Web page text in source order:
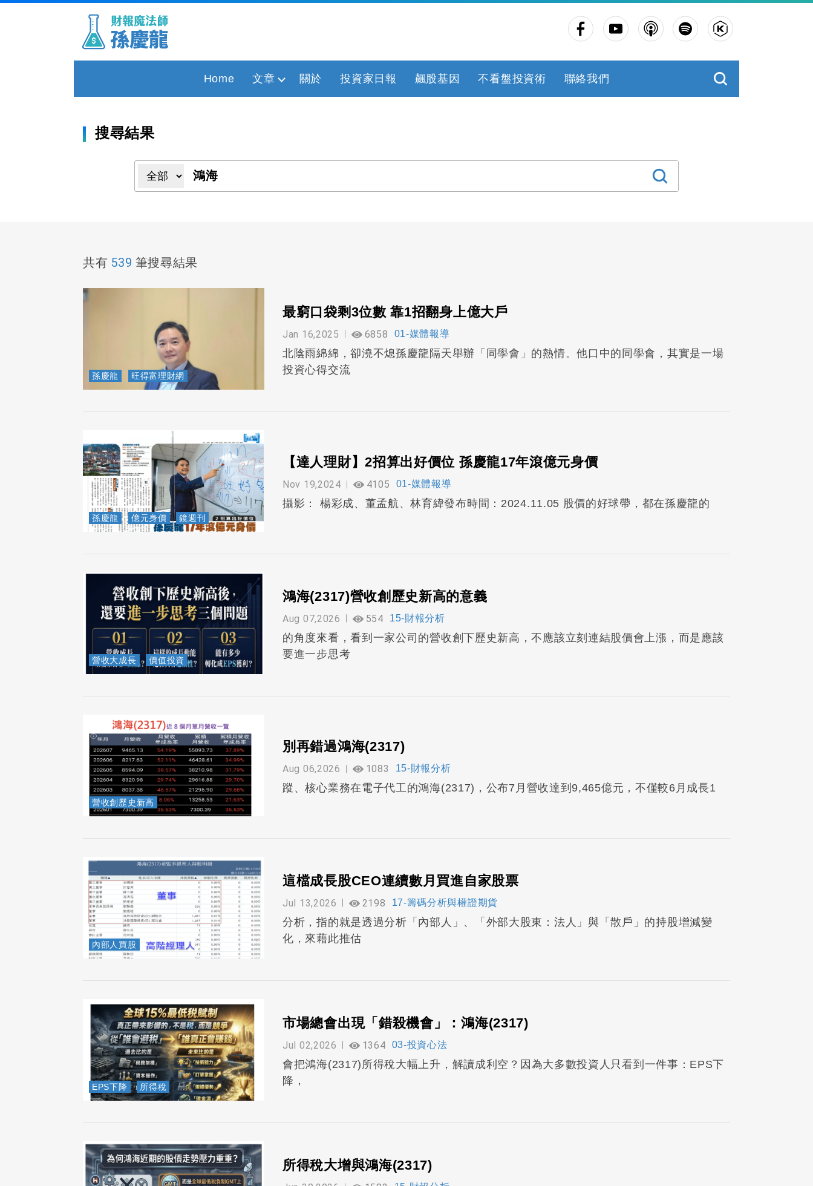
Home 文章 關於 投資家日報 飆股基因 不看盤投資術 聯絡我們
搜尋結果
共有 539 筆搜尋結果
孫慶龍 旺得富理財網
最窮口袋剩3位數 靠1招翻身上億大戶
Jan 16,2025 6858 01-媒體報導
北陰雨綿綿，卻澆不熄孫慶龍隔天舉辦「同學會」的熱情。他口中的同學會，其實是一場
投資心得交流
孫慶龍 億元身價 鏡週刊
【達人理財】2招算出好價位 孫慶龍17年滾億元身價
Nov 19,2024 4105 01-媒體報導
攝影： 楊彩成、董孟航、林育緯發布時間：2024.11.05 股價的好球帶，都在孫慶龍的
營收大成長 價值投資
鴻海(2317)營收創歷史新高的意義
Aug 07,2026 554 15-財報分析
的角度來看，看到一家公司的營收創下歷史新高，不應該立刻連結股價會上漲，而是應該
要進一步思考
營收創歷史新高
別再錯過鴻海(2317)
Aug 06,2026 1083 15-財報分析
蹤、核心業務在電子代工的鴻海(2317)，公布7月營收達到9,465億元，不僅較6月成長1
內部人買股
這檔成長股CEO連續數月買進自家股票
Jul 13,2026 2198 17-籌碼分析與權證期貨
分析，指的就是透過分析「內部人」、「外部大股東：法人」與「散戶」的持股增減變
化，來藉此推估
EPS下降 所得稅
市場總會出現「錯殺機會」：鴻海(2317)
Jul 02,2026 1364 03-投資心法
會把鴻海(2317)所得稅大幅上升，解讀成利空？因為大多數投資人只看到一件事：EPS下
降，
所得稅大增與鴻海(2317)